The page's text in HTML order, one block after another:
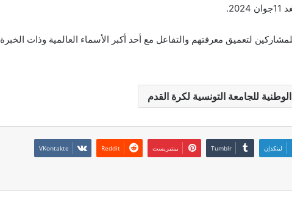
لتعميق معرفتهم والتفاعل مع أحد أكبر الأسماء العالمية وذات الخبرة
الوطنية للجامعة التونسية لكرة القدم
لينكدإن بينتيريست